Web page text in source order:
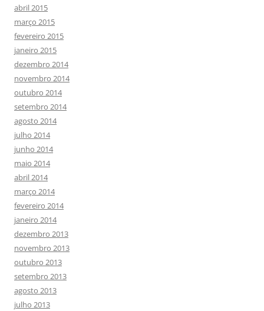
abril 2015
março 2015
fevereiro 2015
janeiro 2015
dezembro 2014
novembro 2014
outubro 2014
setembro 2014
agosto 2014
julho 2014
junho 2014
maio 2014
abril 2014
março 2014
fevereiro 2014
janeiro 2014
dezembro 2013
novembro 2013
outubro 2013
setembro 2013
agosto 2013
julho 2013